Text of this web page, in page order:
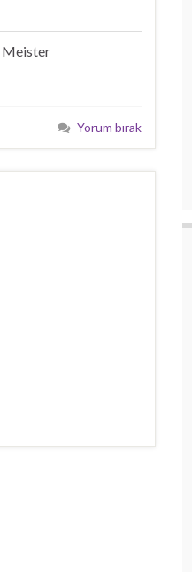
Meister
Yorum bırak